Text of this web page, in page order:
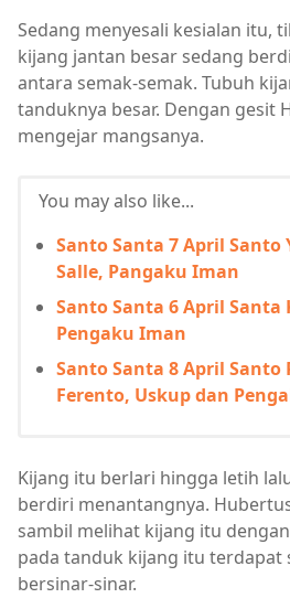
Sedang menyesali kesialan itu,
kijang jantan besar sedang
antara semak-semak. Tubuh
tanduknya besar. Dengan gesit
mengejar mangsanya.
You may also like...
Santo Santa 7 April Santo
Salle, Pangaku Iman
Santo Santa 6 April Santa
Pengaku Iman
Santo Santa 8 April Santo
Ferento, Uskup dan
Kijang itu berlari hingga letih
berdiri menantangnya.
sambil melihat kijang itu
pada tanduk kijang itu terdapat
bersinar-sinar.